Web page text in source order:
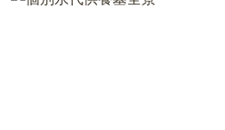
橋 常念寺納骨堂」がオープンいた